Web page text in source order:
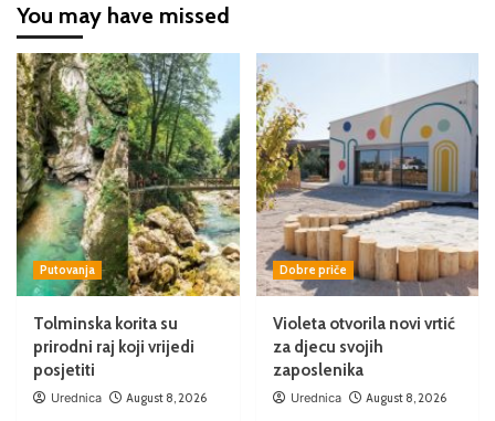
You may have missed
Putovanja
Tolminska korita su
prirodni raj koji vrijedi
posjetiti
Urednica August 8, 2026
Dobre priče
Violeta otvorila novi vrtić
za djecu svojih
zaposlenika
Urednica August 8, 2026